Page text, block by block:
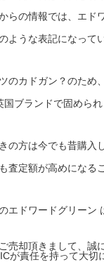
らの情報では、エド
ような表記になって
のカドガン？のため
国ブランドで固められ
の方は今でも昔購入
査定額が高めになる
エドワードグリーン
売却頂きまして、誠
が責任を持って大切